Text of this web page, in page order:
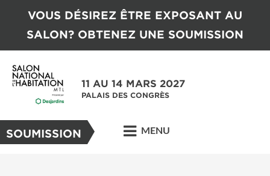
VOUS DÉSIREZ ÊTRE EXPOSANT AU
SALON? OBTENEZ UNE SOUMISSION
11 AU 14 MARS 2027
PALAIS DES CONGRÈS
SOUMISSION MENU